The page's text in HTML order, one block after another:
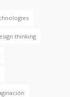
thinking